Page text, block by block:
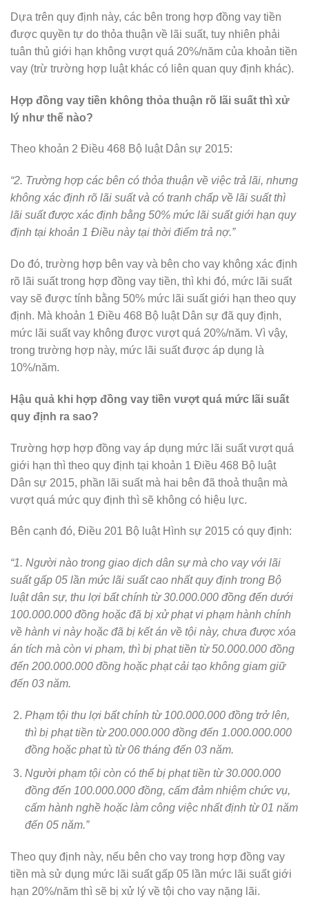
Dựa trên quy định này, các bên trong hợp đồng vay tiền
được quyền tự do thỏa thuận về lãi suất, tuy nhiên phải
tuân thủ giới hạn không vượt quá 20%/năm của khoản tiền
vay (trừ trường hợp luật khác có liên quan quy định khác).
Hợp đồng vay tiền không thỏa thuận rõ lãi suất thì xử
lý như thế nào?
Theo khoản 2 Điều 468 Bộ luật Dân sự 2015:
“2. Trường hợp các bên có thỏa thuận về việc trả lãi, nhưng
không xác định rõ lãi suất và có tranh chấp về lãi suất thì
lãi suất được xác định bằng 50% mức lãi suất giới hạn quy
định tại khoản 1 Điều này tại thời điểm trả nợ.”
Do đó, trường hợp bên vay và bên cho vay không xác định
rõ lãi suất trong hợp đồng vay tiền, thì khi đó, mức lãi suất
vay sẽ được tính bằng 50% mức lãi suất giới hạn theo quy
định. Mà khoản 1 Điều 468 Bộ luật Dân sự đã quy định,
mức lãi suất vay không được vượt quá 20%/năm. Vì vậy,
trong trường hợp này, mức lãi suất được áp dụng là
10%/năm.
Hậu quả khi hợp đồng vay tiền vượt quá mức lãi suất
quy định ra sao?
Trường hợp hợp đồng vay áp dụng mức lãi suất vượt quá
giới hạn thì theo quy định tại khoản 1 Điều 468 Bộ luật
Dân sự 2015, phần lãi suất mà hai bên đã thoả thuận mà
vượt quá mức quy định thì sẽ không có hiệu lực.
Bên cạnh đó, Điều 201 Bộ luật Hình sự 2015 có quy định:
“1. Người nào trong giao dịch dân sự mà cho vay với lãi
suất gấp 05 lần mức lãi suất cao nhất quy định trong Bộ
luật dân sự, thu lợi bất chính từ 30.000.000 đồng đến dưới
100.000.000 đồng hoặc đã bị xử phạt vi phạm hành chính
về hành vi này hoặc đã bị kết án về tội này, chưa được xóa
án tích mà còn vi phạm, thì bị phạt tiền từ 50.000.000 đồng
đến 200.000.000 đồng hoặc phạt cải tạo không giam giữ
đến 03 năm.
Phạm tội thu lợi bất chính từ 100.000.000 đồng trở lên,
thì bị phạt tiền từ 200.000.000 đồng đến 1.000.000.000
đồng hoặc phạt tù từ 06 tháng đến 03 năm.
Người phạm tội còn có thể bị phạt tiền từ 30.000.000
đồng đến 100.000.000 đồng, cấm đảm nhiệm chức vụ,
cấm hành nghề hoặc làm công việc nhất định từ 01 năm
đến 05 năm.”
Theo quy định này, nếu bên cho vay trong hợp đồng vay
tiền mà sử dụng mức lãi suất gấp 05 lần mức lãi suất giới
hạn 20%/năm thì sẽ bị xử lý về tội cho vay nặng lãi.